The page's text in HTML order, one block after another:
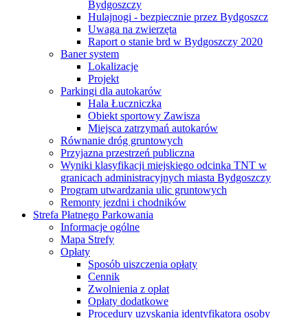
Bydgoszczy
Hulajnogi - bezpiecznie przez Bydgoszcz
Uwaga na zwierzęta
Raport o stanie brd w Bydgoszczy 2020
Baner system
Lokalizacje
Projekt
Parkingi dla autokarów
Hala Łuczniczka
Obiekt sportowy Zawisza
Miejsca zatrzymań autokarów
Równanie dróg gruntowych
Przyjazna przestrzeń publiczna
Wyniki klasyfikacji miejskiego odcinka TNT w
granicach administracyjnych miasta Bydgoszczy
Program utwardzania ulic gruntowych
Remonty jezdni i chodników
Strefa Płatnego Parkowania
Informacje ogólne
Mapa Strefy
Opłaty
Sposób uiszczenia opłaty
Cennik
Zwolnienia z opłat
Opłaty dodatkowe
Procedury uzyskania identyfikatora osoby